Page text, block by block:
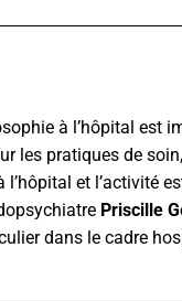
à l’hôpital est
les pratiques de
et l’activité
Priscille
dans le cadre